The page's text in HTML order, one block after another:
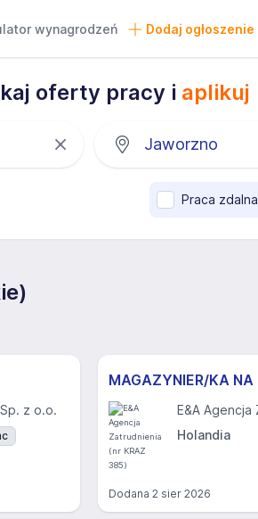
wynagrodzeń Dodaj ogłoszenie
oferty pracy i aplikuj
Praca zdalna
z o.o.
Holandia
Dodana 2 sier 2026